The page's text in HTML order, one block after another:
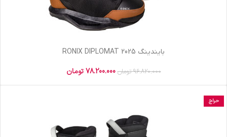
بایندینگ RONIX DIPLOMAT 2025
96.820.000 تومان 78.200.000 تومان
حراج